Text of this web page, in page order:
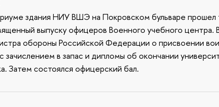
здания НИУ ВШЭ на Покровском бульваре
выпуску офицеров Военного учебного центра.
обороны Российской Федерации о присвоении
зачислением в запас и дипломы об окончании
Затем состоялся офицерский бал.